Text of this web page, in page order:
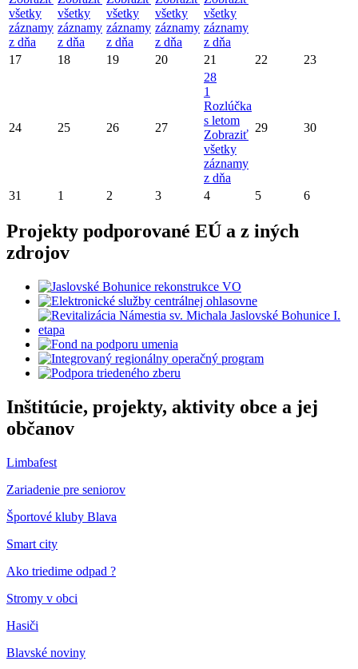
všetky
záznamy
z dňa
všetky
záznamy
z dňa
všetky
záznamy
z dňa
všetky
záznamy
z dňa
všetky
záznamy
z dňa
17 18 19 20 21 22 23
24 25 26 27
28
1
Rozlúčka
s letom
Zobraziť
všetky
záznamy
z dňa
29 30
31 1 2 3 4 5 6
Projekty podporované EÚ a z iných
zdrojov
Inštitúcie, projekty, aktivity obce a jej
občanov
Limbafest
Zariadenie pre seniorov
Športové kluby Blava
Smart city
Ako triedime odpad ?
Stromy v obci
Hasiči
Blavské noviny